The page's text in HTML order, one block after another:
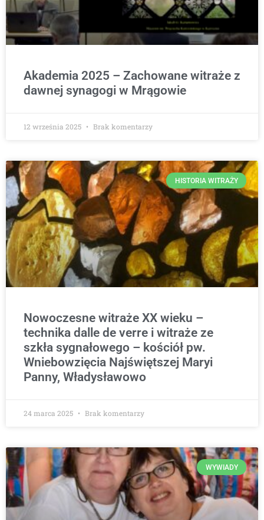
Akademia 2025 – Zachowane witraże z
dawnej synagogi w Mrągowie
12 września 2025 Brak komentarzy
HISTORIA WITRAŻY
Nowoczesne witraże XX wieku –
technika dalle de verre i witraże ze
szkła sygnałowego – kościół pw.
Wniebowzięcia Najświętszej Maryi
Panny, Władysławowo
24 marca 2025 Brak komentarzy
WYWIADY